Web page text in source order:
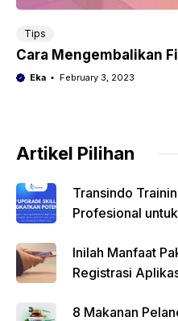
Tips
Cara Mengembalikan
Eka February 3, 2023
Artikel Pilihan
Transindo
Profesional
Inilah Manfaat
Registrasi
8 Makanan